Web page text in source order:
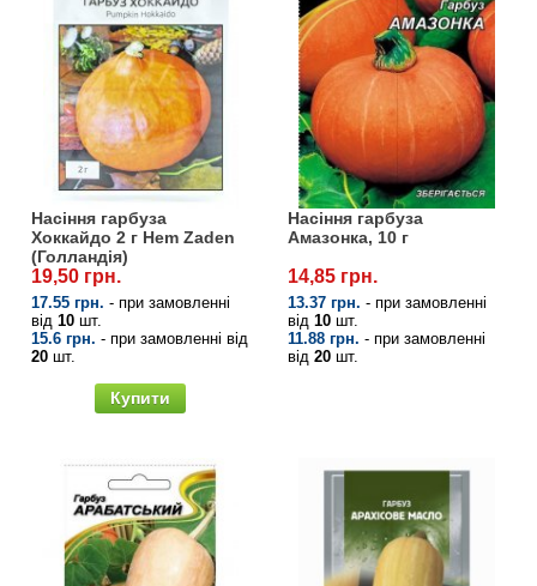
Насіння гарбуза
Хоккайдо 2 г Hem Zaden
(Голландія)
19,50 грн.
17.55 грн. - при замовленні
від 10 шт.
15.6 грн. - при замовленні від
20 шт.
Купити
Насіння гарбуза
Амазонка, 10 г
14,85 грн.
13.37 грн. - при замовленні
від 10 шт.
11.88 грн. - при замовленні
від 20 шт.